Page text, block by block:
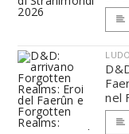
nel